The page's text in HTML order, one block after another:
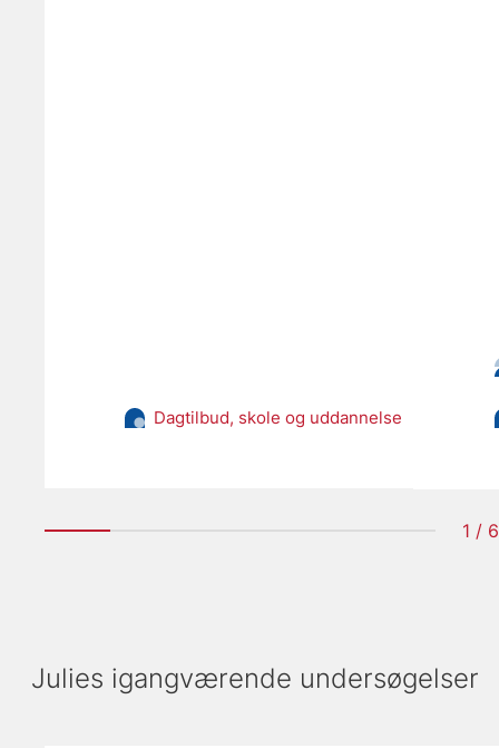
Dagtilbud, skole og uddannelse
1 / 6
Julies igangværende undersøgelser